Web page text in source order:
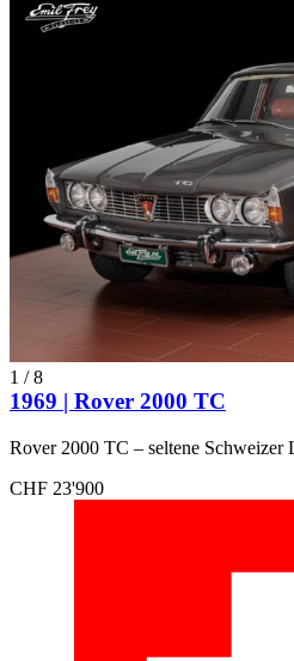
1 /8
1969 | Rover 2000 TC
Rover 2000 TC – seltene Schweizer
CHF 23'900